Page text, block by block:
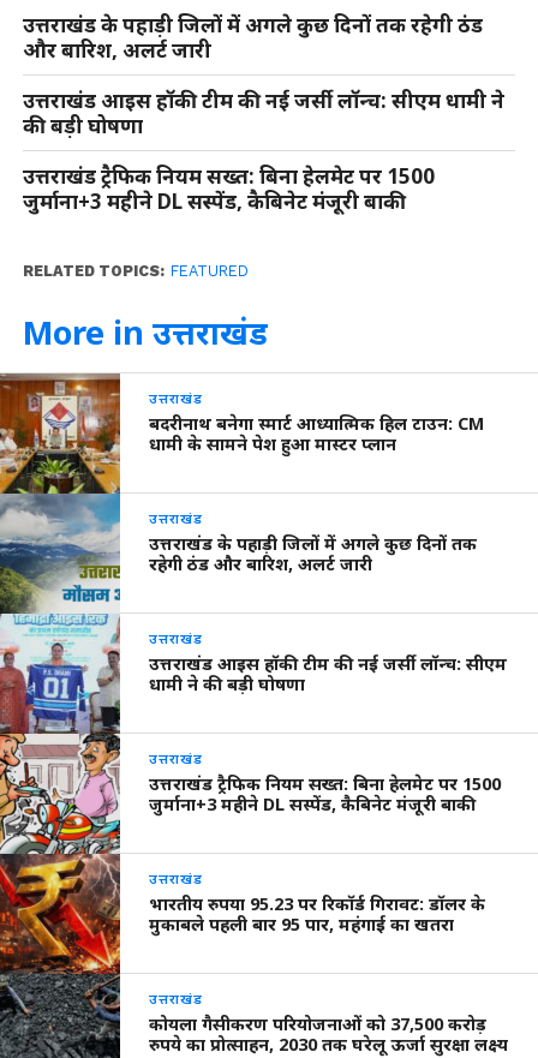
उत्तराखंड के पहाड़ी जिलों में अगले कुछ दिनों तक रहेगी ठंड
और बारिश, अलर्ट जारी
उत्तराखंड आइस हॉकी टीम की नई जर्सी लॉन्च: सीएम धामी ने
की बड़ी घोषणा
उत्तराखंड ट्रैफिक नियम सख्त: बिना हेलमेट पर 1500
जुर्माना+3 महीने DL सस्पेंड, कैबिनेट मंजूरी बाकी
RELATED TOPICS: FEATURED
More in उत्तराखंड
उत्तराखंड
बदरीनाथ बनेगा स्मार्ट आध्यात्मिक हिल टाउन: CM
धामी के सामने पेश हुआ मास्टर प्लान
उत्तराखंड
उत्तराखंड के पहाड़ी जिलों में अगले कुछ दिनों तक
रहेगी ठंड और बारिश, अलर्ट जारी
उत्तराखंड
उत्तराखंड आइस हॉकी टीम की नई जर्सी लॉन्च: सीएम
धामी ने की बड़ी घोषणा
उत्तराखंड
उत्तराखंड ट्रैफिक नियम सख्त: बिना हेलमेट पर 1500
जुर्माना+3 महीने DL सस्पेंड, कैबिनेट मंजूरी बाकी
उत्तराखंड
भारतीय रुपया 95.23 पर रिकॉर्ड गिरावट: डॉलर के
मुकाबले पहली बार 95 पार, महंगाई का खतरा
उत्तराखंड
कोयला गैसीकरण परियोजनाओं को 37,500 करोड़
रुपये का प्रोत्साहन, 2030 तक घरेलू ऊर्जा सुरक्षा लक्ष्य